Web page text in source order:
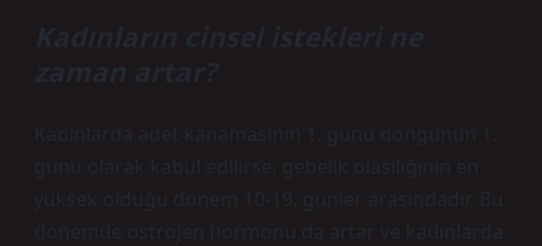
Kadınların cinsel istekleri ne
zaman artar?
Kadınlarda adet kanamasının 1. günü döngünün 1.
günü olarak kabul edilirse, gebelik olasılığının en
yüksek olduğu dönem 10-19. günler arasındadır. Bu
dönemde östrojen hormonu da artar ve kadınlarda